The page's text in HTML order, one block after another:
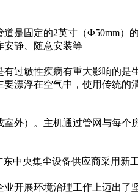
是固定的2英寸（Ф50mm）
安静、随意安装等
过敏性疾病有重大影响的是
漂浮在空气中，使用传统的
外）。主机通过管网与每个
中央集尘设备供应商采用新
开展环境治理工作上迈出了